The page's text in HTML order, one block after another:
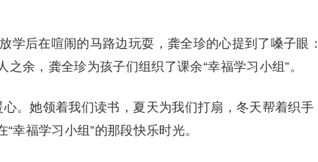
学后在喧闹的马路边玩耍，龚全珍的心提到了嗓子眼：
余，龚全珍为孩子们组织了课余“幸福学习小组”。
。她领着我们读书，夏天为我们打扇，冬天帮着织手
福学习小组”的那段快乐时光。